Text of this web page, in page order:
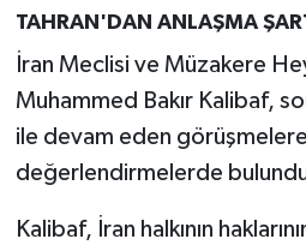
TAHRAN'DAN ANLAŞMA
İran Meclisi ve Müzakere
Muhammed Bakır Kalibaf,
ile devam eden
değerlendirmelerde
Kalibaf, İran halkının